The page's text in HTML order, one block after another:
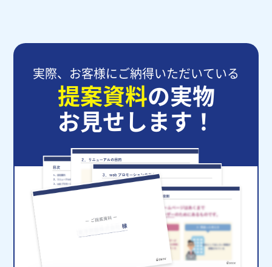
実際、お客様にご納得いただいている
提案資料の実物
お見せします！